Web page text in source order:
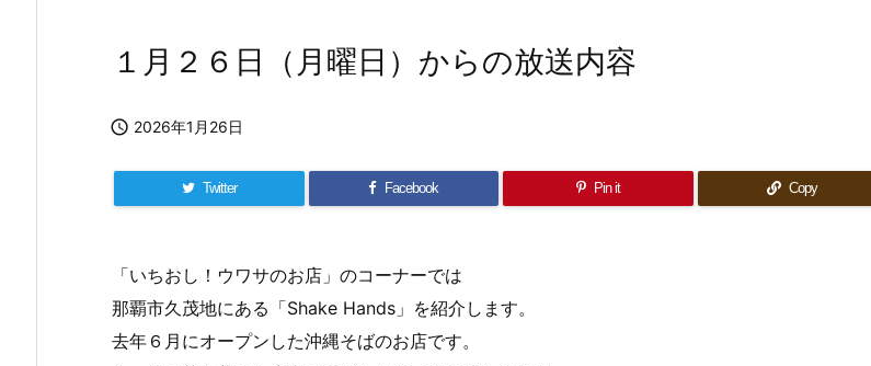
１月２６日（月曜日）からの放送内容
 2026年1月26日
Twitter Facebook Pin it Copy
「いちおし！ウワサのお店」のコーナーでは
那覇市久茂地にある「Shake Hands」を紹介します。
去年６月にオープンした沖縄そばのお店です。